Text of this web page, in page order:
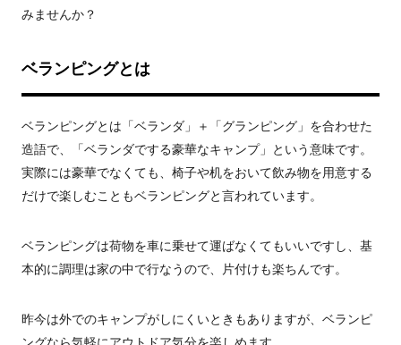
みませんか？
ベランピングとは
ベランピングとは「ベランダ」＋「グランピング」を合わせた
造語で、「ベランダでする豪華なキャンプ」という意味です。
実際には豪華でなくても、椅子や机をおいて飲み物を用意する
だけで楽しむこともベランピングと言われています。
ベランピングは荷物を車に乗せて運ばなくてもいいですし、基
本的に調理は家の中で行なうので、片付けも楽ちんです。
昨今は外でのキャンプがしにくいときもありますが、ベランピ